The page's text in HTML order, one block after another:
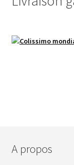
A propos